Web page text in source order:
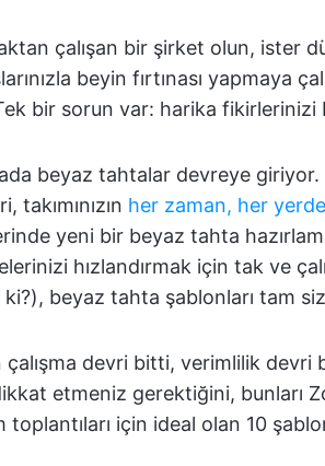
çalışan bir şirket olun, ister
beyin fırtınası yapmaya
bir sorun var: harika fikirlerinizi
beyaz tahtalar devreye giriyor.
takımınızın her zaman, her
yeni bir beyaz tahta
hızlandırmak için tak ve
beyaz tahta şablonları tam
çalışma devri bitti, verimlilik devri
etmeniz gerektiğini, bunları
toplantıları için ideal olan 10